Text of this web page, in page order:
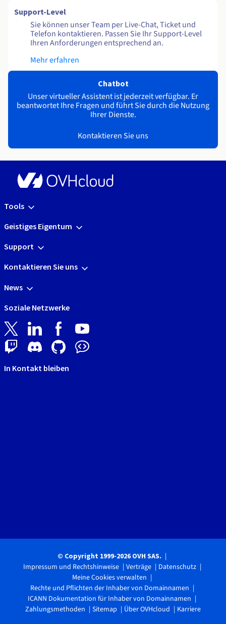
Support-Level
Sie können unser Team per Live-Chat, Ticket und
Telefon kontaktieren. Passen Sie Ihr Support-Level
Ihren Anforderungen entsprechend an.
Mehr erfahren
Chatbot
Unser virtueller Assistent ist jederzeit verfügbar. Er
beantwortet Ihre Fragen und führt Sie durch die Nutzung
Ihrer Dienste.
Kontaktieren Sie uns
Tools
Geistiges Eigentum
Support
Kontaktieren Sie uns
News
Soziale Netzwerke
In Kontakt bleiben
© Copyright 1999-2026 OVH SAS.
Impressum und Rechtshinweise Verträge
Datenschutz
Meine Cookies verwalten
Rechte und Pflichten der Inhaber von Domainnamen
ICANN Dokumentation für Inhaber von Domainnamen
Zahlungsmethoden
Sitemap Über OVHcloud Karriere